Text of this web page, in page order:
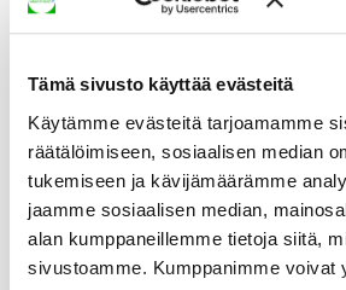
Tämä sivusto käyttää evästeitä
Käytämme evästeitä tarjoamamme
räätälöimiseen, sosiaalisen median
tukemiseen ja kävijämäärämme
jaamme sosiaalisen median,
alan kumppaneillemme tietoja siitä,
sivustoamme. Kumppanimme voivat